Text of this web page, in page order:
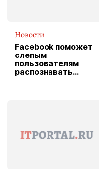
Новости
Facebook поможет
слепым
пользователям
распознавать